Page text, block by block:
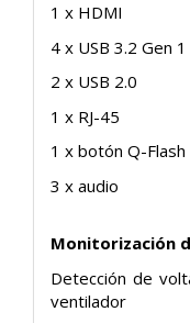
1 x HDMI
4 x USB 3.2 Gen 1
2 x USB 2.0
1 x RJ-45
1 x botón Q-Flash
3 x audio
Monitorización
Detección de
ventilador